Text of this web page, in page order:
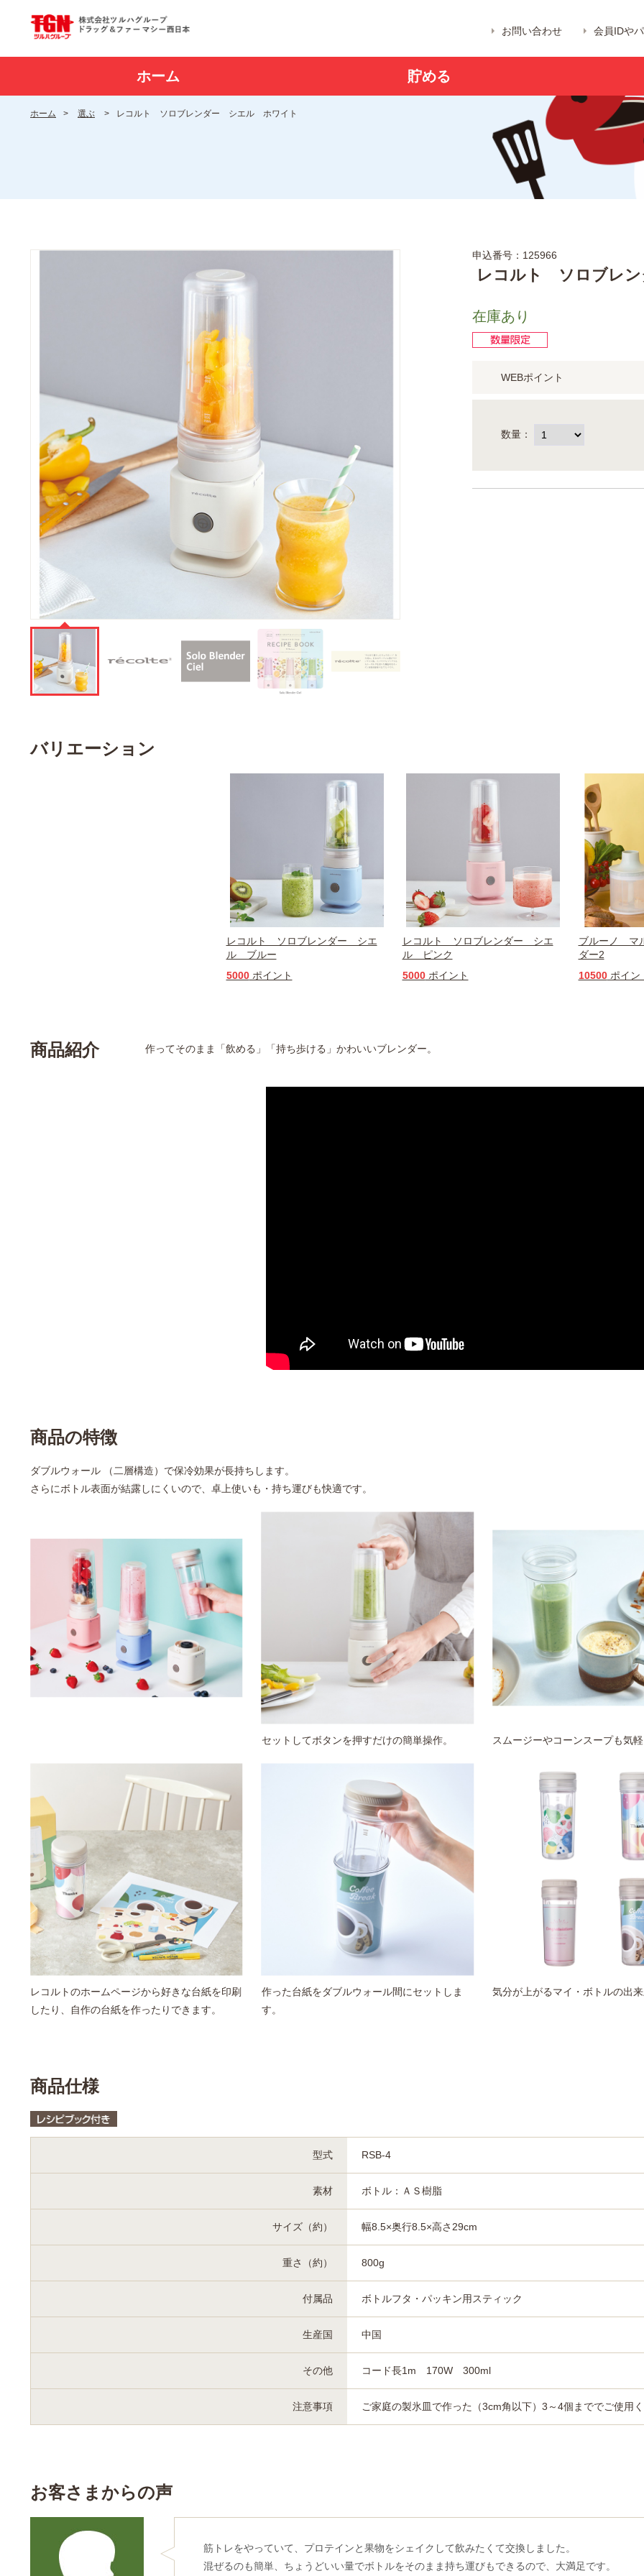
お問い合わせ 会員IDや
ホーム 貯める
ホーム > 選ぶ > レコルト ソロブレンダー シエル ホワイト
申込番号：125966
レコルト ソロブレ
在庫あり
WEBポイント
数量：
バリエーション
レコルト ソロブレンダー シエ
ル ブルー
5000ポイント
レコルト ソロブレンダー シエ
ル ピンク
5000ポイント
ブルーノ マ
ダー2
10500ポイン
商品紹介 作ってそのまま「飲める」「持ち歩ける」かわいいブレンダー。
商品の特徴
ダブルウォール （二層構造）で保冷効果が長持ちします。
さらにボトル表面が結露しにくいので、卓上使いも・持ち運びも快適です。
セットしてボタンを押すだけの簡単操作。 スムージーやコーンスープも気
レコルトのホームページから好きな台紙を印刷
したり、自作の台紙を作ったりできます。
作った台紙をダブルウォール間にセットしま
す。
気分が上がるマイ・ボトルの出
商品仕様
型式 RSB-4
素材 ボトル：ＡＳ樹脂
サイズ（約） 幅8.5×奥行8.5×高さ29cm
重さ（約） 800g
付属品 ボトルフタ・パッキン用スティック
生産国 中国
その他 コード長1m 170W 300ml
注意事項 ご家庭の製氷皿で作った（3cm角以下）3～4個まででご使用
お客さまからの声
筋トレをやっていて、プロテインと果物をシェイクして飲みたくて交換しました。
混ぜるのも簡単、ちょうどいい量でボトルをそのまま持ち運びもできるので、大満足です。